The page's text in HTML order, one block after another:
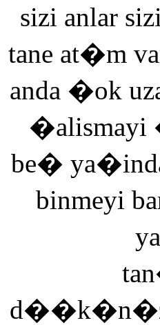
sizi anlar
tane at�m
anda �ok
�alismayi
be�
binmeyi